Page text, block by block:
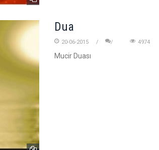
Dua
20-06-2015 4974
Mucir Duası